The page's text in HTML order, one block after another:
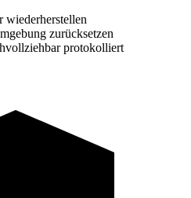
wiederherstellen
zurücksetzen
protokolliert